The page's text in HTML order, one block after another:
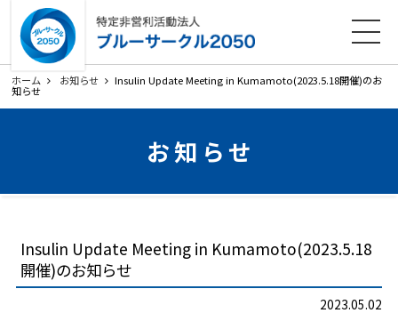
ホーム お知らせ Insulin Update Meeting in Kumamoto(2023.5.18開催)のお
知らせ
お知らせ
Insulin Update Meeting in Kumamoto(2023.5.18
開催)のお知らせ
2023.05.02
ホーム
活動内容 各種ダウンロード
会員募集 お知らせ
サイトマップ